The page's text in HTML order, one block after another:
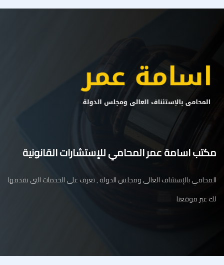
مكتب اسامة عمر المحامي للإستشارات القانونية
المحامي بالإستئناف العالى ومجلس الدولة , تعرف على الخدمات التى نقدمها
لك عبر موقعنا